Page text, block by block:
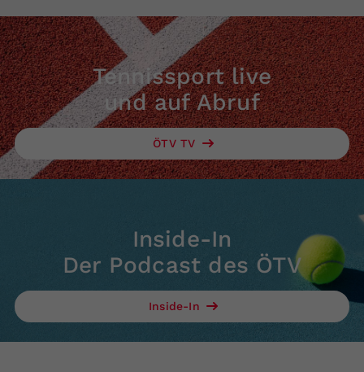
Tennissport live
und auf Abruf
ÖTV TV
Inside-In
Der Podcast des ÖTV
Inside-In